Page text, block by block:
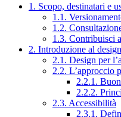
1. Scopo, destinatari e
1.1.
1.2.
1.3. Contribuisci
2. Introduzione al
2.1. Design per
2.2. L’approccio
2.2.1.
2.2.2.
2.3. Accessibilità
2.3.1.